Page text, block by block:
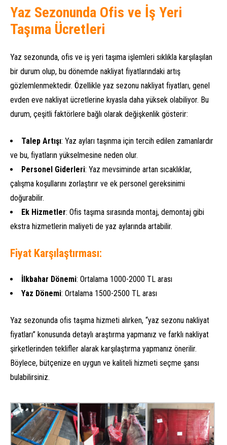
Yaz Sezonunda Ofis ve İş Yeri
Taşıma Ücretleri
Yaz sezonunda, ofis ve iş yeri taşıma işlemleri sıklıkla karşılaşılan
bir durum olup, bu dönemde nakliyat fiyatlarındaki artış
gözlemlenmektedir. Özellikle yaz sezonu nakliyat fiyatları, genel
evden eve nakliyat ücretlerine kıyasla daha yüksek olabiliyor. Bu
durum, çeşitli faktörlere bağlı olarak değişkenlik gösterir:
Talep Artışı: Yaz ayları taşınma için tercih edilen zamanlardır
ve bu, fiyatların yükselmesine neden olur.
Personel Giderleri: Yaz mevsiminde artan sıcaklıklar,
çalışma koşullarını zorlaştırır ve ek personel gereksinimi
doğurabilir.
Ek Hizmetler: Ofis taşıma sırasında montaj, demontaj gibi
ekstra hizmetlerin maliyeti de yaz aylarında artabilir.
Fiyat Karşılaştırması:
İlkbahar Dönemi: Ortalama 1000-2000 TL arası
Yaz Dönemi: Ortalama 1500-2500 TL arası
Yaz sezonunda ofis taşıma hizmeti alırken, “yaz sezonu nakliyat
fiyatları” konusunda detaylı araştırma yapmanız ve farklı nakliyat
şirketlerinden teklifler alarak karşılaştırma yapmanız önerilir.
Böylece, bütçenize en uygun ve kaliteli hizmeti seçme şansı
bulabilirsiniz.